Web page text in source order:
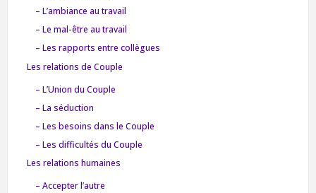
– L’ambiance au travail
– Le mal-être au travail
– Les rapports entre collègues
Les relations de Couple
– L’Union du Couple
– La séduction
– Les besoins dans le Couple
– Les difficultés du Couple
Les relations humaines
– Accepter l’autre